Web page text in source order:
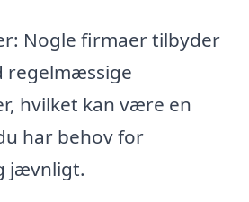
Nogle firmaer tilbyder
regelmæssige
hvilket kan være en
har behov for
jævnligt.